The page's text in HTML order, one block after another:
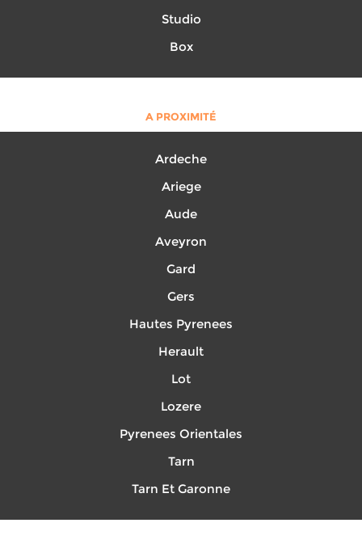
Studio
Box
A PROXIMITÉ
Ardeche
Ariege
Aude
Aveyron
Gard
Gers
Hautes Pyrenees
Herault
Lot
Lozere
Pyrenees Orientales
Tarn
Tarn Et Garonne